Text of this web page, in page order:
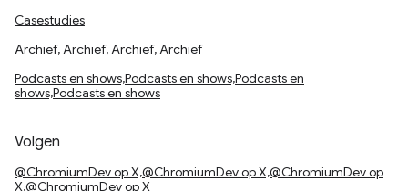
Casestudies
Archief, Archief, Archief, Archief
Podcasts en shows,Podcasts en shows,Podcasts en
shows,Podcasts en shows
Volgen
@ChromiumDev op X,@ChromiumDev op X,@ChromiumDev op
X,@ChromiumDev op X